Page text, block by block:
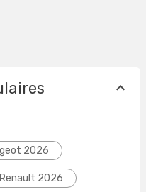
2026
2026